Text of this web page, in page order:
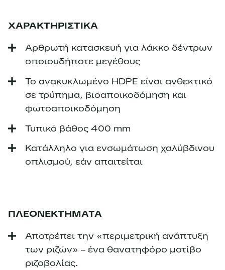
ΧΑΡΑΚΤΗΡΙΣΤΙΚΑ
Αρθρωτή κατασκευή για λάκκο δέντρων
οποιουδήποτε μεγέθους
Το ανακυκλωμένο HDPE είναι ανθεκτικό
σε τρύπημα, βιοαποικοδόμηση και
φωτοαποικοδόμηση
Τυπικό βάθος 400 mm
Κατάλληλο για ενσωμάτωση χαλύβδινου
οπλισμού, εάν απαιτείται
ΠΛΕΟΝΕΚΤΗΜΑΤΑ
Αποτρέπει την «περιμετρική ανάπτυξη
των ριζών» – ένα θανατηφόρο μοτίβο
ριζοβολίας.